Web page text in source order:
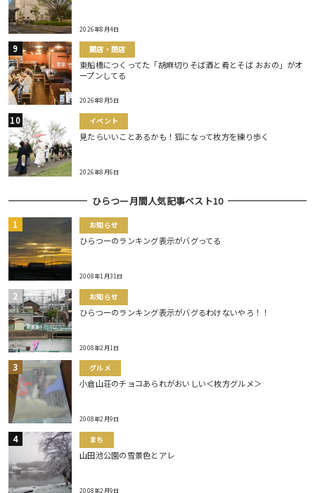
2026年8月4日
開店・閉店
東船橋につくってた「胡麻切りそば酒と肴とそば おおの」がオ
ープンしてる
2026年8月5日
イベント
見たらいいことあるかも！狐になって枚方を練り歩く
2026年8月6日
ひらつー月間人気記事ベスト10
お知らせ
ひらつーのランキング表示がバグってる
2008年1月31日
お知らせ
ひらつーのランキング表示がバグるわけないやろ！！
2008年2月1日
グルメ
小倉山荘のチョコあられがおいしい＜枚方グルメ＞
2008年2月9日
まち
山田池公園の雪景色とアレ
2008年2月9日